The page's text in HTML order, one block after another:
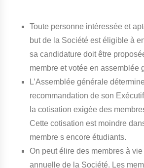
Toute personne intéressée et
but de la Société est éligible à
sa candidature doit être
membre et votée en assemblée
L’Assemblée générale
recommandation de son
la cotisation exigée des
Cette cotisation est moindre
membre s encore étudiants.
On peut élire des membres à
annuelle de la Société. Les